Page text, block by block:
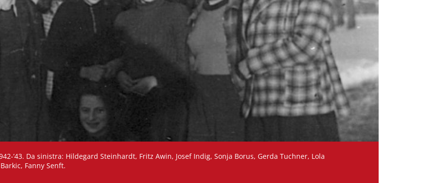
’43. Da sinistra: Hildegard Steinhardt, Fritz Awin, Josef Indig, Sonja Borus, Gerda Tuchner, Lola
Fanny Senft.